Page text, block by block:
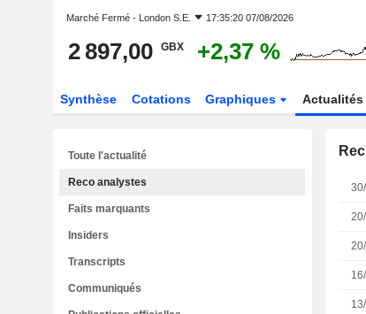
Marché Fermé - London S.E. 17:35:20 07/08/2026
2 897,00 GBX +2,37 %
Synthèse Cotations Graphiques Actualités
Toute l'actualité
Reco analystes
Faits marquants
Insiders
Transcripts
Communiqués